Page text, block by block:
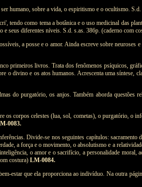
humano, sobre a vida, o espiritismo e o ocultismo.
como tema a botânica e o uso medicinal das
e seus diferentes níveis. S.d. s.as. 386p. (caderno com
a posse e o amor. Ainda escreve sobre neuroses
primeiros livros. Trata dos fenômenos psíquicos,
o divino e os atos humanos. Acrescenta uma síntese,
do purgatório, os anjos. Também aborda questões
corpos celestes (lua, sol, cometas), o purgatório, o
0083.
Divide-se nos seguintes capítulos: sacramento
a força e o movimento, o absolutismo e a
o amor e o sacrifício, a personalidade moral,
costura) LM-0084.
estar que ela proporciona ao indivíduo. Na outra